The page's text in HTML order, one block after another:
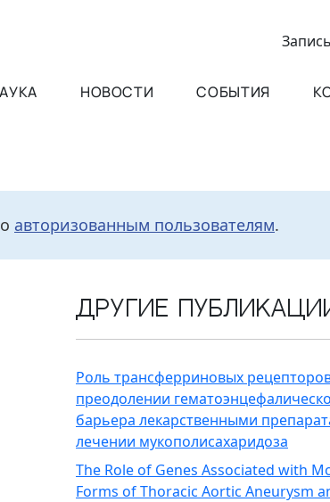
Запись
НОВОСТИ СОБЫТИЯ
авторизованным пользователям.
Другие
Роль трансферриновых
преодолении
барьера лекарственными
лечении мукополисахаридоза
The Role of Genes Associated with
Forms of Thoracic Aortic Aneurysm